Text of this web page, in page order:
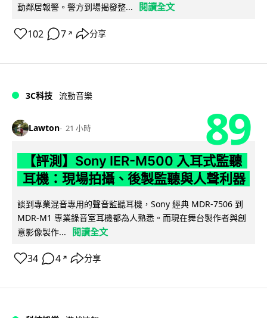
動鄰居報警。警方到場揭發整...
閱讀全文
102 7 ↗ 分享
3C科技 流動音樂
Lawton 21 小時 89
【評測】Sony IER-M500 入耳式監聽
耳機：現場拍攝、後製監聽與人聲利器
談到專業混音專用的聲音監聽耳機，Sony 經典 MDR-7506 到
MDR-M1 專業錄音室耳機都為人熟悉。而現在舞台製作者與創
意影像製作...
閱讀全文
34 4 ↗ 分享